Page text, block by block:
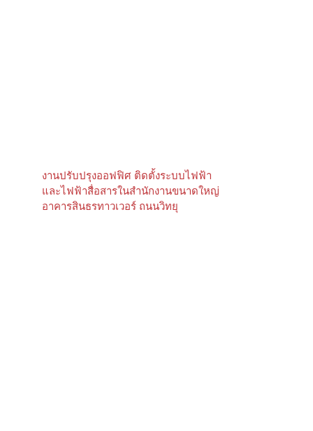
งานปรับปรุงออฟฟิศ ติดตั้งระบบไฟฟ้า
และไฟฟ้าสื่อสารในสำนักงานขนาดใหญ่
อาคารสินธรทาวเวอร์ ถนนวิทยุ